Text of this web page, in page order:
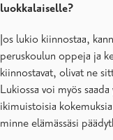
luokkalaiselle?
Jos lukio kiinnostaa,
peruskoulun oppeja ja
kiinnostavat, olivat ne
Lukiossa voi myös
ikimuistoisia
minne elämässäsi